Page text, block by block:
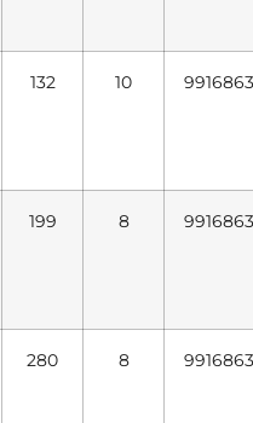
132 10
199 8
280 8